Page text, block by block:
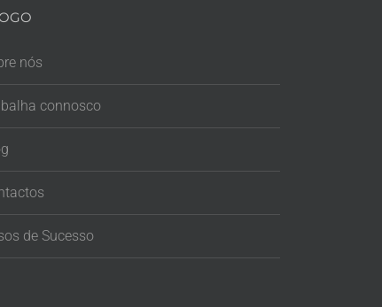
nós
connosco
de Sucesso